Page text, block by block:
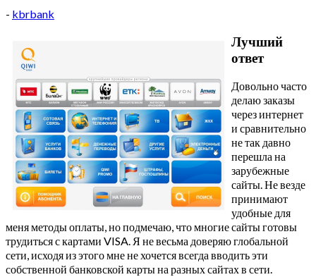
- kbrbank
Лучший
ответ
Довольно часто
делаю заказы
через интернет
и сравнительно
не так давно
перешла на
зарубежные
сайты. Не везде
принимают
удобные для
меня методы оплаты, но подмечаю, что многие сайты готовы
трудиться с картами VISA. Я не весьма доверяю глобальной
сети, исходя из этого мне не хочется всегда вводить эти
собственной банковской карты на разных сайтах в сети.